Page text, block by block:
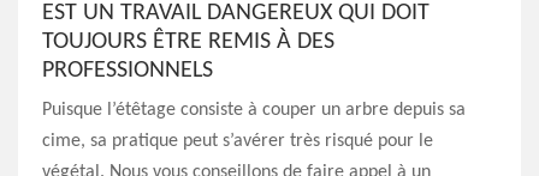
EST UN TRAVAIL DANGEREUX QUI DOIT
TOUJOURS ÊTRE REMIS À DES
PROFESSIONNELS
Puisque l’étêtage consiste à couper un arbre depuis sa
cime, sa pratique peut s’avérer très risqué pour le